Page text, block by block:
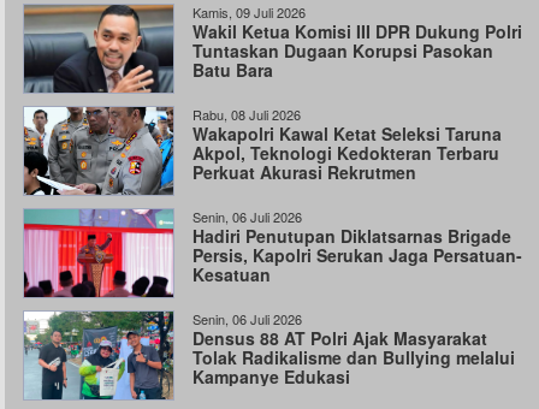
Kamis, 09 Juli 2026
Wakil Ketua Komisi III DPR Dukung Polri
Tuntaskan Dugaan Korupsi Pasokan
Batu Bara
Rabu, 08 Juli 2026
Wakapolri Kawal Ketat Seleksi Taruna
Akpol, Teknologi Kedokteran Terbaru
Perkuat Akurasi Rekrutmen
Senin, 06 Juli 2026
Hadiri Penutupan Diklatsarnas Brigade
Persis, Kapolri Serukan Jaga Persatuan-
Kesatuan
Senin, 06 Juli 2026
Densus 88 AT Polri Ajak Masyarakat
Tolak Radikalisme dan Bullying melalui
Kampanye Edukasi